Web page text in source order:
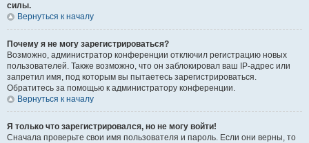
силы.
Вернуться к началу
Почему я не могу зарегистрироваться?
Возможно, администратор конференции отключил регистрацию новых
пользователей. Также возможно, что он заблокировал ваш IP-адрес или
запретил имя, под которым вы пытаетесь зарегистрироваться.
Обратитесь за помощью к администратору конференции.
Вернуться к началу
Я только что зарегистрировался, но не могу войти!
Сначала проверьте свои имя пользователя и пароль. Если они верны, то